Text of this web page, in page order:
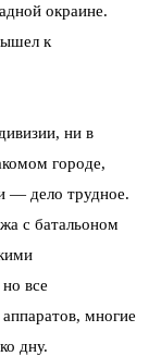
окраине.
к
ни в
городе,
— дело трудное.
с батальоном
все
многие
дну.